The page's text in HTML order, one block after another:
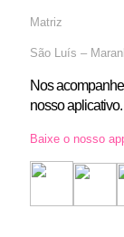
Matriz
São Luís –
Nos
nosso aplicativo.
Baixe o nosso